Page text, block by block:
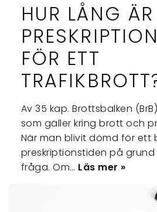
HUR LÅNG ÄR
FÖR ETT
Av 35 kap. Brottsbalken
som gäller kring brott och
När man blivit dömd för ett
preskriptionstiden på
fråga. Om… Läs mer »